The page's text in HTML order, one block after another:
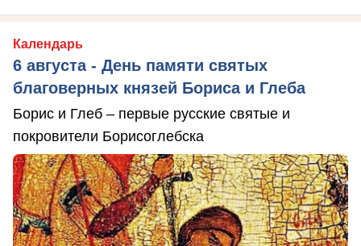
Календарь
6 августа - День памяти святых
благоверных князей Бориса и Глеба
Борис и Глеб – первые русские святые и
покровители Борисоглебска